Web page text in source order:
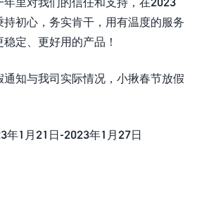
初心，务实肯干，用有温度的服务
定、更好用的产品！
通知与我司实际情况，小揪春节放假
年1月21日-2023年1月27日